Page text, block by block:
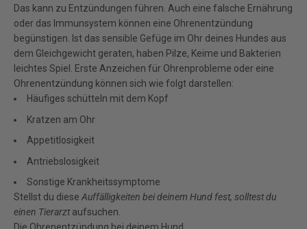
Das kann zu Entzündungen führen. Auch eine falsche Ernährung
oder das Immunsystem können eine Ohrenentzündung
begünstigen. Ist das sensible Gefüge im Ohr deines Hundes aus
dem Gleichgewicht geraten, haben Pilze, Keime und Bakterien
leichtes Spiel. Erste Anzeichen für Ohrenprobleme oder eine
Ohrenentzündung können sich wie folgt darstellen:
Häufiges schütteln mit dem Kopf
Kratzen am Ohr
Appetitlosigkeit
Antriebslosigkeit
Sonstige Krankheitssymptome
Stellst du diese Auffälligkeiten bei deinem Hund fest, solltest du
einen Tierarztaufsuchen.